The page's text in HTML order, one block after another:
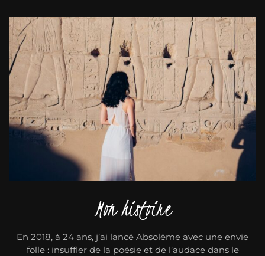
Mon histoire
En 2018, à 24 ans, j’ai lancé Absolème avec une envie
folle : insuffler de la poésie et de l’audace dans le